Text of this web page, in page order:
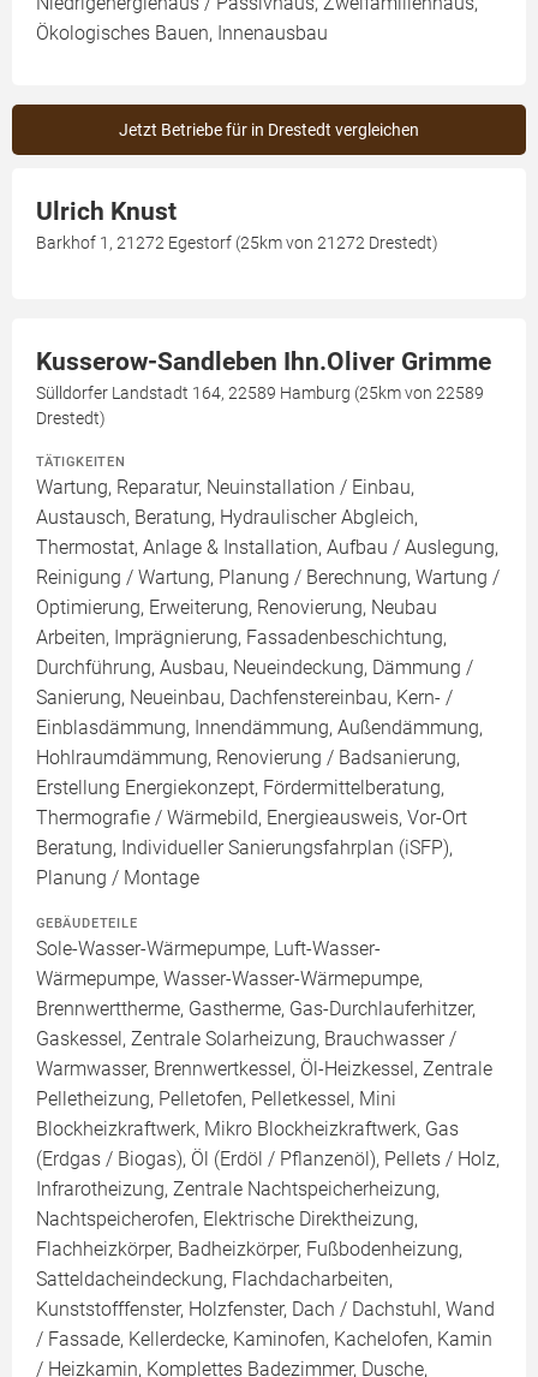
Ökologisches Bauen, Innenausbau
Jetzt Betriebe für in Drestedt vergleichen
Ulrich Knust
Barkhof 1, 21272 Egestorf (25km von 21272 Drestedt)
Kusserow-Sandleben Ihn.Oliver Grimme
Sülldorfer Landstadt 164, 22589 Hamburg (25km von 22589
Drestedt)
TÄTIGKEITEN
Wartung, Reparatur, Neuinstallation / Einbau,
Austausch, Beratung, Hydraulischer Abgleich,
Thermostat, Anlage & Installation, Aufbau / Auslegung,
Reinigung / Wartung, Planung / Berechnung, Wartung /
Optimierung, Erweiterung, Renovierung, Neubau
Arbeiten, Imprägnierung, Fassadenbeschichtung,
Durchführung, Ausbau, Neueindeckung, Dämmung /
Sanierung, Neueinbau, Dachfenstereinbau, Kern- /
Einblasdämmung, Innendämmung, Außendämmung,
Hohlraumdämmung, Renovierung / Badsanierung,
Erstellung Energiekonzept, Fördermittelberatung,
Thermografie / Wärmebild, Energieausweis, Vor-Ort
Beratung, Individueller Sanierungsfahrplan (iSFP),
Planung / Montage
GEBÄUDETEILE
Sole-Wasser-Wärmepumpe, Luft-Wasser-
Wärmepumpe, Wasser-Wasser-Wärmepumpe,
Brennwerttherme, Gastherme, Gas-Durchlauferhitzer,
Gaskessel, Zentrale Solarheizung, Brauchwasser /
Warmwasser, Brennwertkessel, Öl-Heizkessel, Zentrale
Pelletheizung, Pelletofen, Pelletkessel, Mini
Blockheizkraftwerk, Mikro Blockheizkraftwerk, Gas
(Erdgas / Biogas), Öl (Erdöl / Pflanzenöl), Pellets / Holz,
Infrarotheizung, Zentrale Nachtspeicherheizung,
Nachtspeicherofen, Elektrische Direktheizung,
Flachheizkörper, Badheizkörper, Fußbodenheizung,
Satteldacheindeckung, Flachdacharbeiten,
Kunststofffenster, Holzfenster, Dach / Dachstuhl, Wand
/ Fassade, Kellerdecke, Kaminofen, Kachelofen, Kamin
/ Heizkamin, Komplettes Badezimmer, Dusche,